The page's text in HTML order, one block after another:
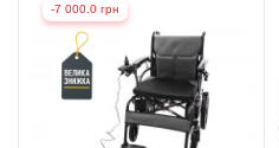
-7 000.0 грн